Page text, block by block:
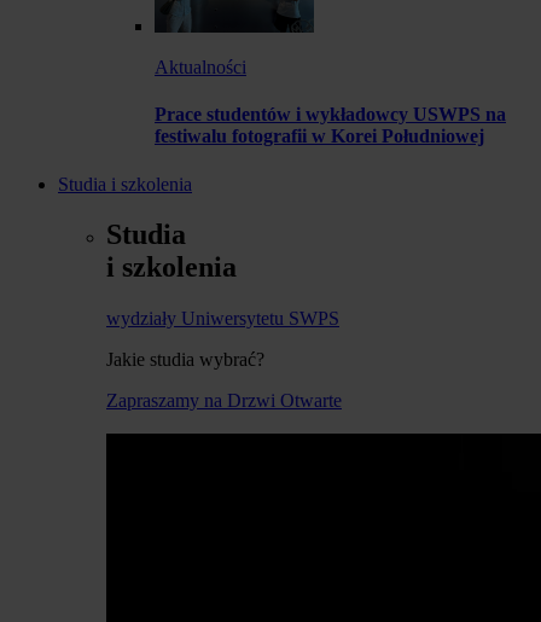
Aktualności
Prace studentów i wykładowcy USWPS na
festiwalu fotografii w Korei Południowej
Studia i szkolenia
Studia
i szkolenia
wydziały Uniwersytetu SWPS
Jakie studia wybrać?
Zapraszamy na Drzwi Otwarte